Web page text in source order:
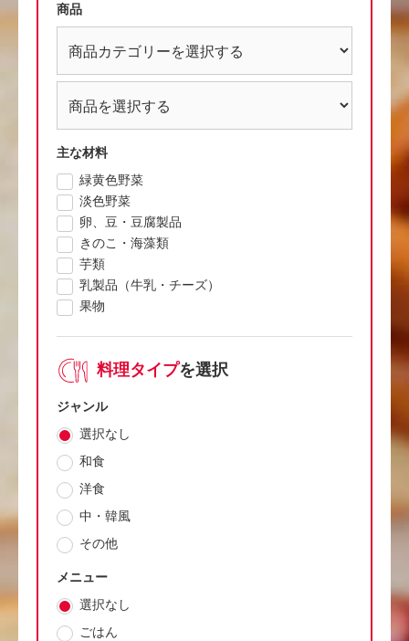
商品
主な材料
緑黄色野菜
淡色野菜
卵、豆・豆腐製品
きのこ・海藻類
芋類
乳製品（牛乳・チーズ）
果物
料理タイプを選択
ジャンル
選択なし
和食
洋食
中・韓風
その他
メニュー
選択なし
ごはん